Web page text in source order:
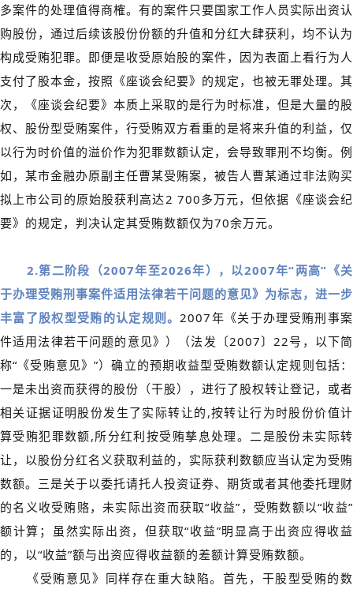
多案件的处理值得商榷。有的案件只要国家工作人员实际出资认
购股份，通过后续该股份份额的升值和分红大肆获利，均不认为
构成受贿犯罪。即便是收受原始股的案件，因为表面上看行为人
支付了股本金，按照《座谈会纪要》的规定，也被无罪处理。其
次，《座谈会纪要》本质上采取的是行为时标准，但是大量的股
权、股份型受贿案件，行受贿双方看重的是将来升值的利益，仅
以行为时价值的溢价作为犯罪数额认定，会导致罪刑不均衡。例
如，某市金融办原副主任曹某受贿案，被告人曹某通过非法购买
拟上市公司的原始股获利高达2 700多万元，但依据《座谈会纪
要》的规定，判决认定其受贿数额仅为70余万元。
2.第二阶段（2007年至2026年），以2007年“两高”《关
于办理受贿刑事案件适用法律若干问题的意见》为标志，进一步
丰富了股权型受贿的认定规则。2007年《关于办理受贿刑事案
件适用法律若干问题的意见》）（法发〔2007〕22号，以下简
称“《受贿意见》”）确立的预期收益型受贿数额认定规则包括：
一是未出资而获得的股份（干股），进行了股权转让登记，或者
相关证据证明股份发生了实际转让的,按转让行为时股份价值计
算受贿犯罪数额,所分红利按受贿孳息处理。二是股份未实际转
让，以股份分红名义获取利益的，实际获利数额应当认定为受贿
数额。三是关于以委托请托人投资证券、期货或者其他委托理财
的名义收受贿赂，未实际出资而获取“收益”，受贿数额以“收益”
额计算；虽然实际出资，但获取“收益”明显高于出资应得收益
的，以“收益”额与出资应得收益额的差额计算受贿数额。
《受贿意见》同样存在重大缺陷。首先，干股型受贿的数